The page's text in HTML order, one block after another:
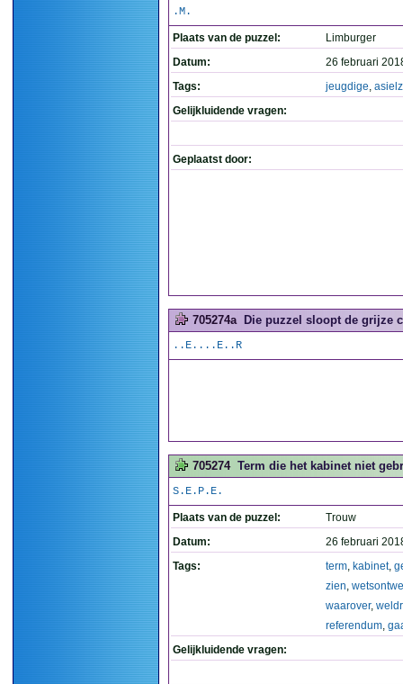
.M.
Plaats van de puzzel:
Limburger
Datum:
26 februari
Tags:
jeugdige,
Gelijkluidende vragen:
Geplaatst door:
705274a Die puzzel sloopt de grijze
..E....E..R
705274 Term die het kabinet niet
S.E.P.E.
Plaats van de puzzel:
Trouw
Datum:
26 februari
Tags:
term, kabinet,
zien,
waarover,
referendum,
Gelijkluidende vragen: